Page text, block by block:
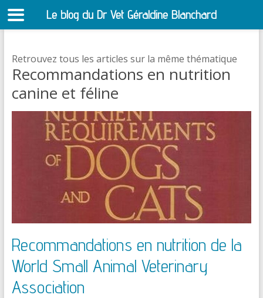
Retrouvez tous les articles sur la même thématique
Recommandations en nutrition
canine et féline
Recommandations en nutrition de la
World Small Animal Veterinary
Association
Le blog du Dr Vet Géraldine Blanchard